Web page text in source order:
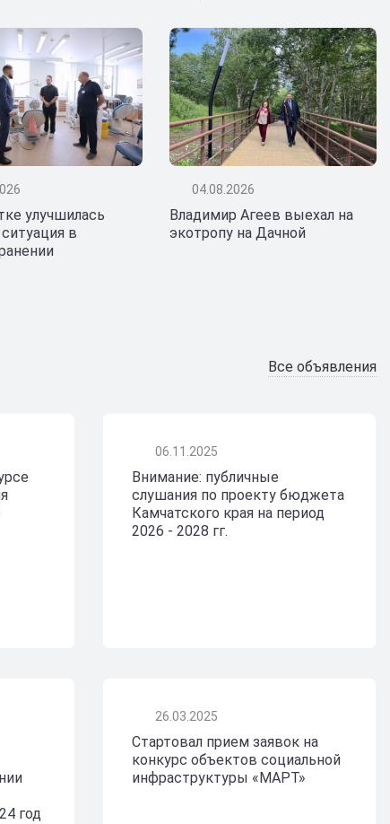
Флот
символ нашей
летие
10.07.2026
Депутаты
Камчатского
Днем рыбака
Наступающий
улучшилась
в
04.08.2026
Владимир Агеев выехал на
экотропу на Дачной
Все объявления
06.11.2025
Внимание: публичные
слушания по проекту бюджета
Камчатского края на период
2026 - 2028 гг.
год
26.03.2025
Стартовал прием заявок на
конкурс объектов социальной
инфраструктуры «МАРТ»